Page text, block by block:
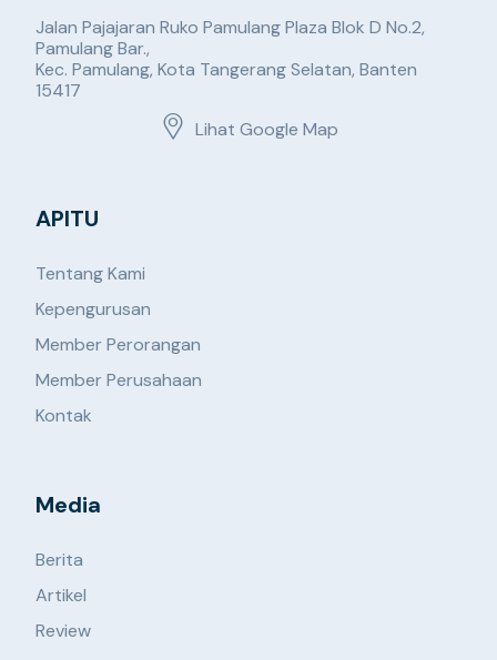
Jalan Pajajaran Ruko Pamulang Plaza Blok D No.2,
Pamulang Bar.,
Kec. Pamulang, Kota Tangerang Selatan, Banten
15417
Lihat Google Map
APITU
Tentang Kami
Kepengurusan
Member Perorangan
Member Perusahaan
Kontak
Media
Berita
Artikel
Review